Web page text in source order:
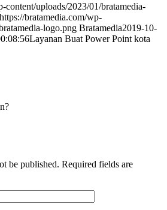
content/uploads/2023/01/bratamedia-
https://bratamedia.com/wp-
logo.png Bratamedia2019-10-
Layanan Buat Power Point kota
be published. Required fields are